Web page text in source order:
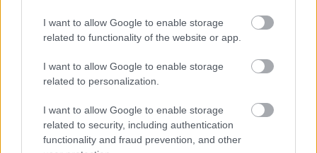
I want to allow Google to enable storage
related to functionality of the website or app.
I want to allow Google to enable storage
related to personalization.
I want to allow Google to enable storage
related to security, including authentication
functionality and fraud prevention, and other
nimbuszukhoz illően emlékezetes maradt volna,
egyszerűen csak maradandó sérüléseket okozott,
méghozzá 8 napon túl gyógyulóakat, miközben két
ekkora hérosznak pont nem ez lenne a feladata, hanem
szolgáltassanak.